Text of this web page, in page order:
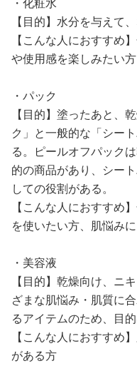
・化粧水
【目的】水分を与えて
【こんな人におすすめ
や使用感を楽しみたい方
・パック
【目的】塗ったあと、
ク」と一般的な「シー
る。ピールオフパック
的の商品があり、シー
しての役割がある。
【こんな人におすすめ
を使いたい方、肌悩み
・美容液
【目的】乾燥向け、ニ
ざまな肌悩み・肌質に
るアイテムのため、目
【こんな人におすすめ
がある方